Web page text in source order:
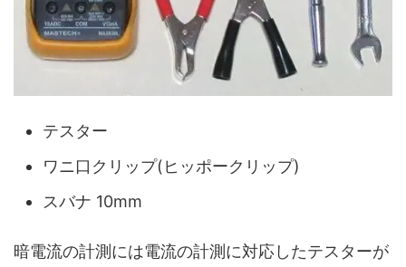
テスター
ワニ口クリップ(ヒッポークリップ)
スバナ 10mm
暗電流の計測には電流の計測に対応したテスターが